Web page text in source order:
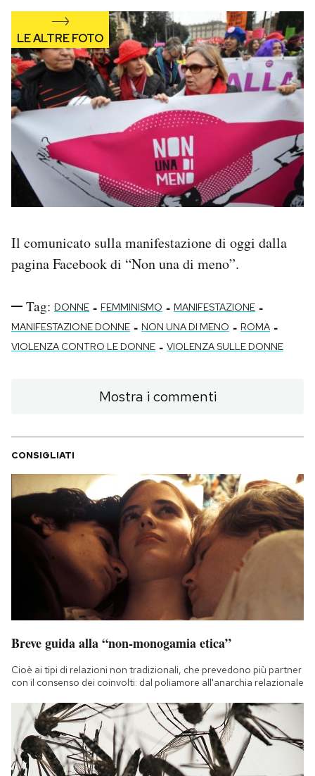
Il comunicato sulla manifestazione di oggi dalla
pagina Facebook di “Non una di meno”.
Tag: DONNE - FEMMINISMO - MANIFESTAZIONE -
MANIFESTAZIONE DONNE - NON UNA DI MENO - ROMA -
VIOLENZA CONTRO LE DONNE - VIOLENZA SULLE DONNE
Mostra i commenti
CONSIGLIATI
Breve guida alla “non-monogamia etica”
Cioè ai tipi di relazioni non tradizionali, che prevedono più partner
con il consenso dei coinvolti: dal poliamore all'anarchia relazionale